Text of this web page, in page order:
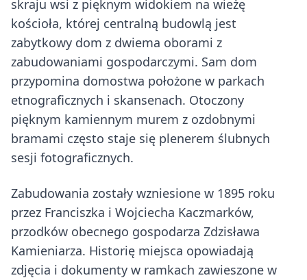
skraju wsi z pięknym widokiem na wieżę
kościoła, której centralną budowlą jest
zabytkowy dom z dwiema oborami z
zabudowaniami gospodarczymi. Sam dom
przypomina domostwa położone w parkach
etnograficznych i skansenach. Otoczony
pięknym kamiennym murem z ozdobnymi
bramami często staje się plenerem ślubnych
sesji fotograficznych.
Zabudowania zostały wzniesione w 1895 roku
przez Franciszka i Wojciecha Kaczmarków,
przodków obecnego gospodarza Zdzisława
Kamieniarza. Historię miejsca opowiadają
zdjęcia i dokumenty w ramkach zawieszone w